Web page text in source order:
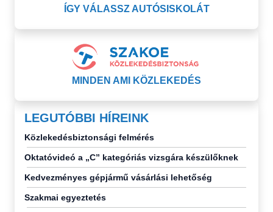
ÍGY VÁLASSZ AUTÓSISKOLÁT
MINDEN AMI KÖZLEKEDÉS
LEGUTÓBBI HÍREINK
Közlekedésbiztonsági felmérés
Oktatóvideó a „C” kategóriás vizsgára készülőknek
Kedvezményes gépjármű vásárlási lehetőség
Szakmai egyeztetés